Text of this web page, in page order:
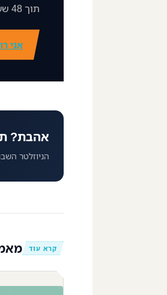
תוך 48 שעות תקבל תגובה אישית ממני על מצב השיווק שלך וצעד ברור קדימה.
אני
אהבת?
הניוזלטר
קרא עוד